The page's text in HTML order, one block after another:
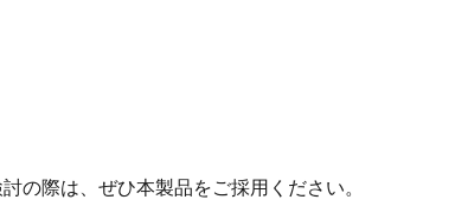
の際は、ぜひ本製品をご採用ください。